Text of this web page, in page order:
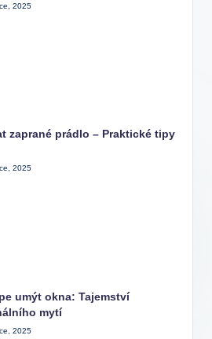
2025
zaprané prádlo – Praktické tipy
2025
umýt okna: Tajemství
mytí
2025